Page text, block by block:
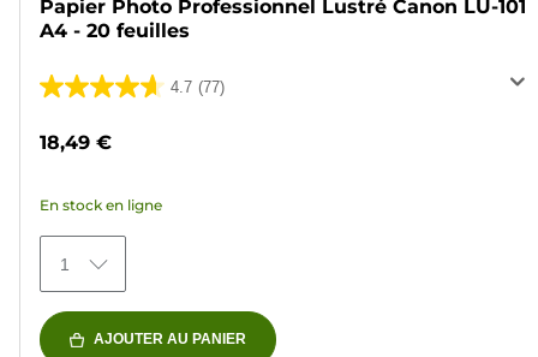
Papier Photo Professionnel Lustré Canon LU-101
A4 - 20 feuilles
4.7 (77)
4.7
5
77
avis
18,49 €
En stock en ligne
1
AJOUTER AU PANIER